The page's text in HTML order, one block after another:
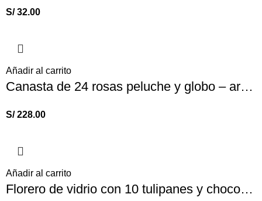
S/32.00
Añadir al carrito
Canasta de 24 rosas peluche y globo – arreglos florales
S/228.00
Añadir al carrito
Florero de vidrio con 10 tulipanes y chocolate Ferrero Rocher